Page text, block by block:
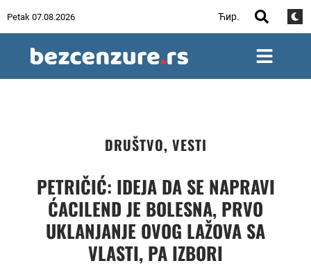
Petak 07.08.2026 Ћир.
DRUŠTVO, VESTI
PETRIČIĆ: IDEJA DA SE NAPRAVI
ĆACILEND JE BOLESNA, PRVO
UKLANJANJE OVOG LAŽOVA SA
VLASTI, PA IZBORI